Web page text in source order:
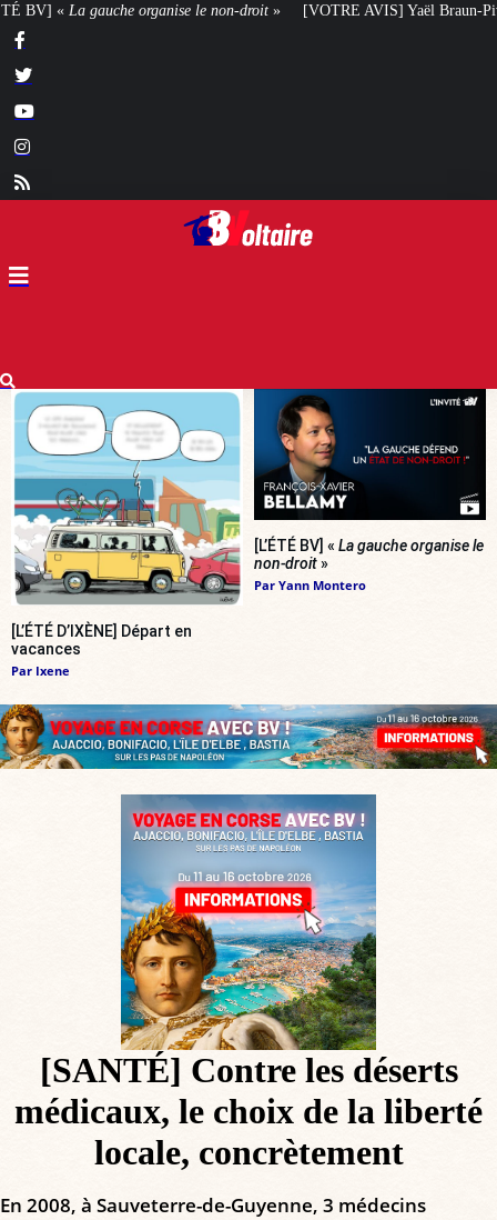
droit» [VOTRE AVIS] Yaël Braun-Pivet doit-elle renoncer à son projet
[L’ÉTÉ D’IXÈNE] Départ en
vacances
Par Ixene
[L’ÉTÉ BV] « La gauche organise le
non-droit»
Par Yann Montero
[SANTÉ] Contre les déserts
médicaux, le choix de la liberté
locale, concrètement
En 2008, à Sauveterre-de-Guyenne, 3 médecins